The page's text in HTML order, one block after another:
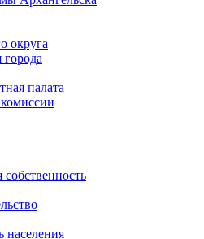
округа
палата
населения